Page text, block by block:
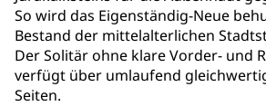
So wird das Eigenständig-Neue
Bestand der mittelalterlichen
Der Solitär ohne klare Vorder- und
verfügt über umlaufend
Seiten.